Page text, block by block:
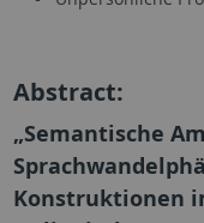
Abstract:
„Semantische
Konstruktionen